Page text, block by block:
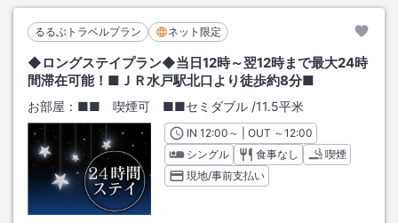
るるぶトラベルプラン ネット限定
◆ロングステイプラン◆当日12時～翌12時まで最大24時
間滞在可能！■ＪＲ水戸駅北口より徒歩約8分■
お部屋： ■■ 喫煙可 ■■セミダブル /11.5平米
INチェックイン
12:00 ～ | OUT チェックアウト
～12:00
シングル
食事なし
喫煙
現地/事前支払い